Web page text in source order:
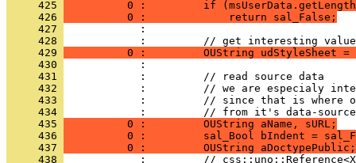
     425
0 :         if
     426
          0 :             return sal_False;
     427
     428
     429
0 :         OUString udStyleSheet =
     430
     431
     432
     433
     434
     435
          0 :         OUString aName, sURL;
     436
0 :         sal_Bool bIndent =
     437
          0 :         OUString aDoctypePublic;
     438